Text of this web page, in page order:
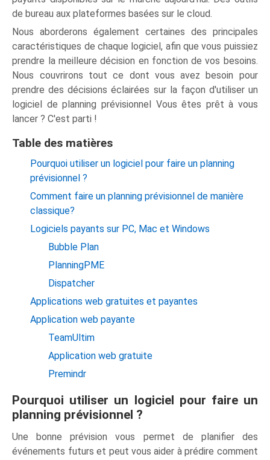
de bureau aux plateformes basées sur le cloud.
Nous aborderons également certaines des principales
caractéristiques de chaque logiciel, afin que vous puissiez
prendre la meilleure décision en fonction de vos besoins.
Nous couvrirons tout ce dont vous avez besoin pour
prendre des décisions éclairées sur la façon d'utiliser un
logiciel de planning prévisionnel Vous êtes prêt à vous
lancer ? C'est parti !
Table des matières
Pourquoi utiliser un logiciel pour faire un planning
prévisionnel ?
Comment faire un planning prévisionnel de manière
classique?
Logiciels payants sur PC, Mac et Windows
Bubble Plan
PlanningPME
Dispatcher
Applications web gratuites et payantes
Application web payante
TeamUltim
Application web gratuite
Premindr
Pourquoi utiliser un logiciel pour faire un
planning prévisionnel ?
Une bonne prévision vous permet de planifier des
événements futurs et peut vous aider à prédire comment